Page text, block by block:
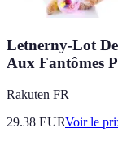
Letnerny-Lot
Aux Fantômes
Rakuten FR
29.38 EURVoir le